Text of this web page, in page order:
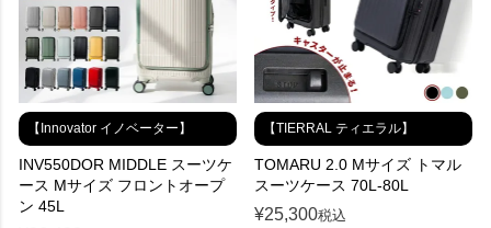
【Innovator イノベーター】
INV550DOR MIDDLE スーツケ
ース Mサイズ フロントオープ
ン 45L
【TIERRAL ティエラル】
TOMARU 2.0 Mサイズ トマル
スーツケース 70L-80L
¥25,300税込